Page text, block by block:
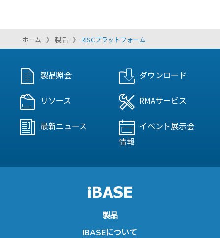
ホーム 製品 RISCプラットフォーム
製品照会 ダウンロード
リソース RMAサービス
最新ニュース
イベント展示会
情報
製品
IBASEについて